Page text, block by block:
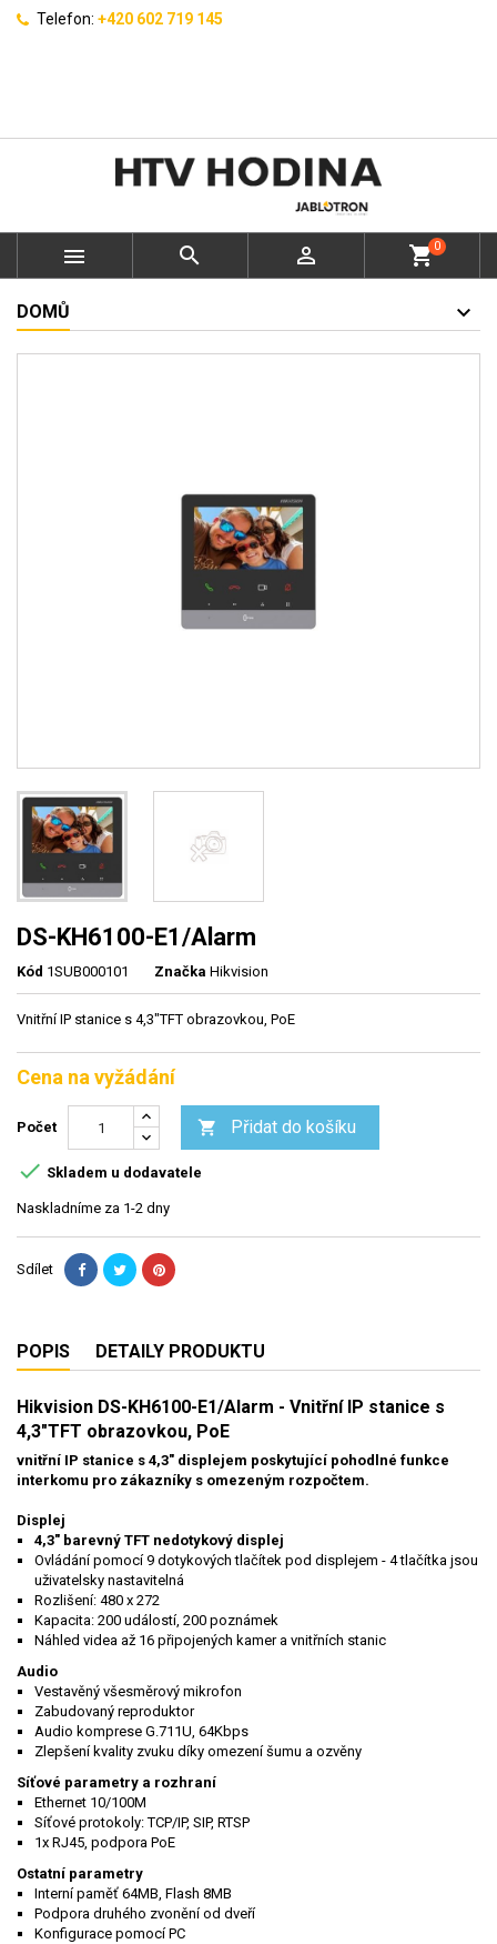
Telefon: +420 602 719 145
   shopping_cart0
DOMŮ
DS-KH6100-E1/Alarm
Kód 1SUB000101 Značka Hikvision
Vnitřní IP stanice s 4,3"TFT obrazovkou, PoE
Cena na vyžádání
Počet  Přidat do košíku
 Skladem u dodavatele
Naskladníme za 1-2 dny
Sdílet
POPIS DETAILY PRODUKTU
Hikvision DS-KH6100-E1/Alarm - Vnitřní IP stanice s
4,3"TFT obrazovkou, PoE
vnitřní IP stanice s 4,3" displejem poskytující pohodlné funkce
interkomu pro zákazníky s omezeným rozpočtem.
Displej
4,3" barevný TFT nedotykový displej
Ovládání pomocí 9 dotykových tlačítek pod displejem - 4 tlačítka jsou
uživatelsky nastavitelná
Rozlišení: 480 x 272
Kapacita: 200 událostí, 200 poznámek
Náhled videa až 16 připojených kamer a vnitřních stanic
Audio
Vestavěný všesměrový mikrofon
Zabudovaný reproduktor
Audio komprese G.711U, 64Kbps
Zlepšení kvality zvuku díky omezení šumu a ozvěny
Síťové parametry a rozhraní
Ethernet 10/100M
Síťové protokoly: TCP/IP, SIP, RTSP
1x RJ45, podpora PoE
Ostatní parametry
Interní paměť 64MB, Flash 8MB
Podpora druhého zvonění od dveří
Konfigurace pomocí PC